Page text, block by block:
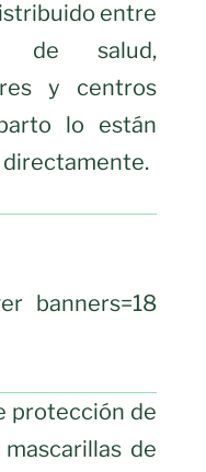
entre
de salud,
y centros
lo están
directamente.
banners=18
protección de
de